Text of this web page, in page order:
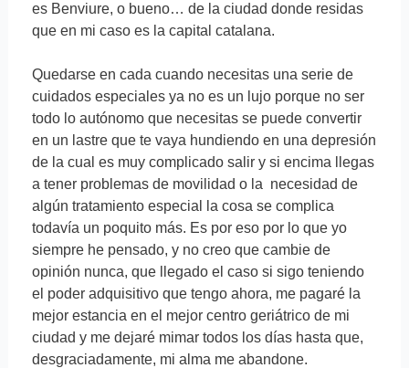
es Benviure, o bueno… de la ciudad donde residas
que en mi caso es la capital catalana.
Quedarse en cada cuando necesitas una serie de
cuidados especiales ya no es un lujo porque no ser
todo lo autónomo que necesitas se puede convertir
en un lastre que te vaya hundiendo en una depresión
de la cual es muy complicado salir y si encima llegas
a tener problemas de movilidad o la necesidad de
algún tratamiento especial la cosa se complica
todavía un poquito más. Es por eso por lo que yo
siempre he pensado, y no creo que cambie de
opinión nunca, que llegado el caso si sigo teniendo
el poder adquisitivo que tengo ahora, me pagaré la
mejor estancia en el mejor centro geriátrico de mi
ciudad y me dejaré mimar todos los días hasta que,
desgraciadamente, mi alma me abandone.